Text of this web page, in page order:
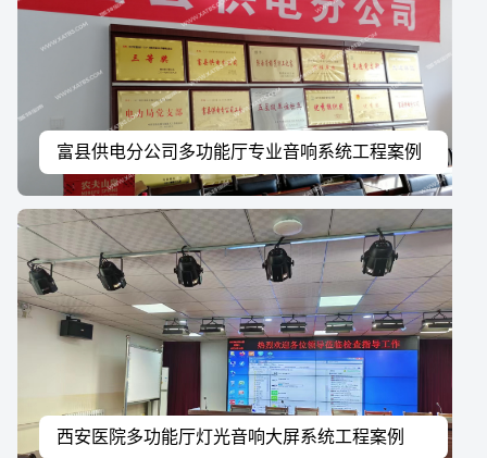
富县供电分公司多功能厅专业音响系统工程案例
西安医院多功能厅灯光音响大屏系统工程案例